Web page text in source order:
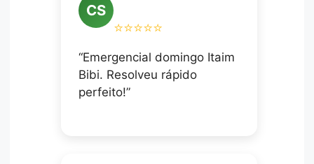
CS
⭐⭐⭐⭐⭐
“Emergencial domingo Itaim
Bibi. Resolveu rápido
perfeito!”